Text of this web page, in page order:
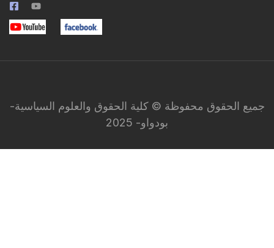
جميع الحقوق محفوظة © كلية الحقوق والعلوم السياسية-
بودواو- 2025